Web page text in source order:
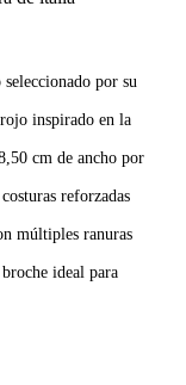
por su
inspirado en la
cm de ancho por
reforzadas
múltiples ranuras
ideal para